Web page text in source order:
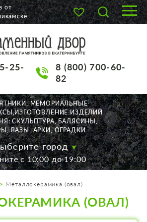
РАБОТЫ
— Пт. с 10:00 до 19:00
от
25-
8 (800) 700-60-
82
МЕМОРИАЛЬНЫЕ
ИЗДЕЛИЙ
СКУЛЬПТУРА, БАЛЯСИНЫ,
ВАЗЫ, АРКИ, ОГРАДКИ
город
с 10:00 до 19:00
Металлокерамика (овал)
(ОВАЛ)